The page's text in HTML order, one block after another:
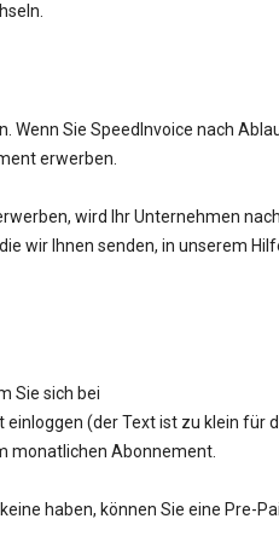
Wenn Sie SpeedInvoice nach
erwerben.
wird Ihr Unternehmen
wir Ihnen senden, in unserem
Sie sich bei
(der Text ist zu klein für
monatlichen Abonnement.
haben, können Sie eine Pre-